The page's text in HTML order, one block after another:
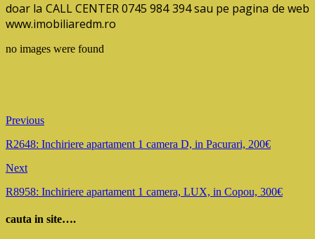
doar la CALL CENTER 0745 984 394 sau pe pagina de web
www.imobiliaredm.ro
no images were found
Previous
R2648: Inchiriere apartament 1 camera D, in Pacurari, 200€
Next
R8958: Inchiriere apartament 1 camera, LUX, in Copou, 300€
cauta in site….